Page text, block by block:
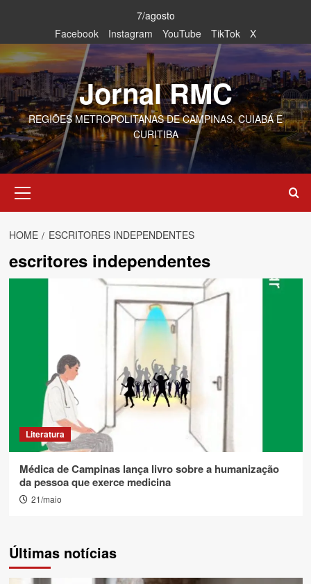
content
7/agosto
Facebook
Instagram YouTube TikTok X
Jornal RMC
REGIÕES METROPOLITANAS DE CAMPINAS, CUIABÁ E
CURITIBA
Menu
HOME ESCRITORES INDEPENDENTES
escritores independentes
Literatura
Médica de Campinas lança livro sobre a humanização
da pessoa que exerce medicina
21/maio
Últimas notícias